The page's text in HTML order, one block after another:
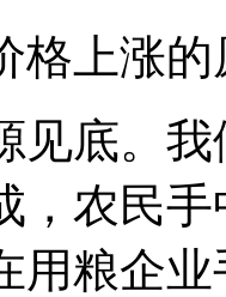
格上涨
见底。
，农民
用粮企